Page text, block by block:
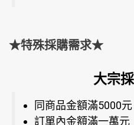
★特殊採購需求★
大宗
同商品金額滿5000元
訂單內金額滿一萬元